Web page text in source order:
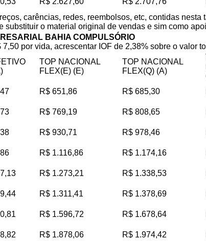
carências, redes, reembolsos, etc, contidas
substituir o material original de vendas e sim como
BAHIA COMPULSÓRIO
por vida, acrescentar IOF de 2,38% sobre o valor
TOP NACIONAL
FLEX(E) (E)
TOP NACIONAL
FLEX(Q) (A)
R$ 651,86 R$ 685,30
R$ 769,19 R$ 808,65
R$ 930,71 R$ 978,46
R$ 1.116,86 R$ 1.174,16
R$ 1.273,21 R$ 1.338,53
R$ 1.311,41 R$ 1.378,69
R$ 1.596,72 R$ 1.678,64
R$ 1.878,06 R$ 1.974,42